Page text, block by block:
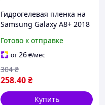
Гидрогелевая пленка на
Samsung Galaxy A8+ 2018
телефона Матовая для
Самсунг Галакси А8 плюс
2018
Готово к отправке
от26₴/мес
258.40₴
304 ₴
Купить